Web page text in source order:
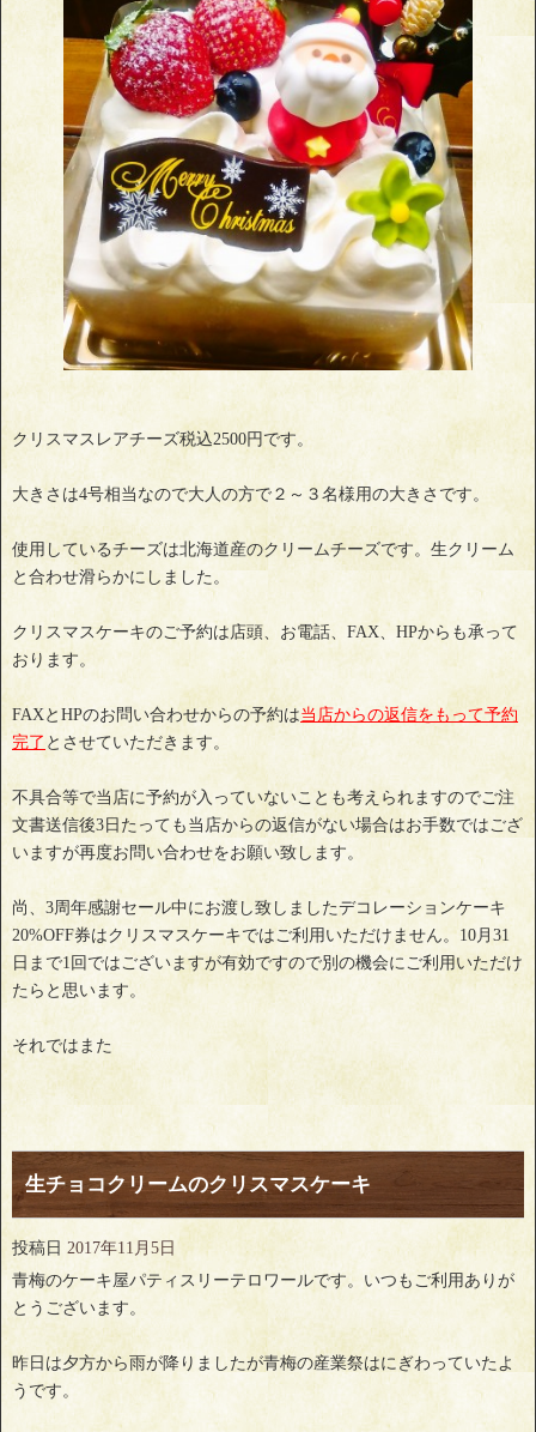
クリスマスレアチーズ税込2500円です。
大きさは4号相当なので大人の方で２～３名様用の大きさです。
使用しているチーズは北海道産のクリームチーズです。生クリーム
と合わせ滑らかにしました。
クリスマスケーキのご予約は店頭、お電話、FAX、HPからも承って
おります。
FAXとHPのお問い合わせからの予約は当店からの返信をもって予約
完了 とさせていただきます。
不具合等で当店に予約が入っていないことも考えられますのでご注
文書送信後3日たっても当店からの返信がない場合はお手数ではござ
いますが再度お問い合わせをお願い致します。
尚、3周年感謝セール中にお渡し致しましたデコレーションケーキ
20%OFF券はクリスマスケーキではご利用いただけません。10月31
日まで1回ではございますが有効ですので別の機会にご利用いただけ
たらと思います。
それではまた
生チョコクリームのクリスマスケーキ
投稿日 2017年11月5日
青梅のケーキ屋パティスリーテロワールです。いつもご利用ありが
とうございます。
昨日は夕方から雨が降りましたが青梅の産業祭はにぎわっていたよ
うです。